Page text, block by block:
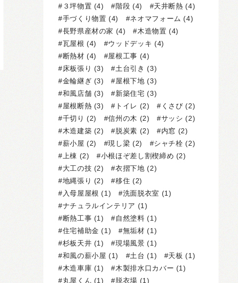
３坪物置 (4) 階段 (4) 天井断熱 (4)
手づくり物置 (4) ネオマフォーム (4)
長野県産材の家 (4) 木造物置 (4)
瓦屋根 (4) ウッドデッキ (4)
断熱材 (4) 屋根工事 (4)
床板張り (3) 土台引き (3)
金輪継ぎ (3) 屋根下地 (3)
和風店舗 (3) 新築住宅 (3)
屋根断熱 (3) トイレ (2) くさび (2)
千切り (2) 信州の木 (2) サッシ (2)
木造建築 (2) 脱炭素 (2) 内窓 (2)
薪小屋 (2) 現し梁 (2) シャチ栓 (2)
上棟 (2) 小根ほぞ差し割楔締め (2)
大工の技 (2) 衣摺下地 (2)
地縄張り (2) 移住 (2)
入母屋屋根 (1) 洗面脱衣室 (1)
ナチュラルインテリア (1)
断熱工事 (1) 自然塗料 (1)
住宅補助金 (1) 無垢材 (1)
杉板天井 (1) 現場風景 (1)
和風の薪小屋 (1) 土台 (1) 天板 (1)
木造車庫 (1) 木製排水口カバー (1)
丸屋くん (1) 脱衣場 (1)